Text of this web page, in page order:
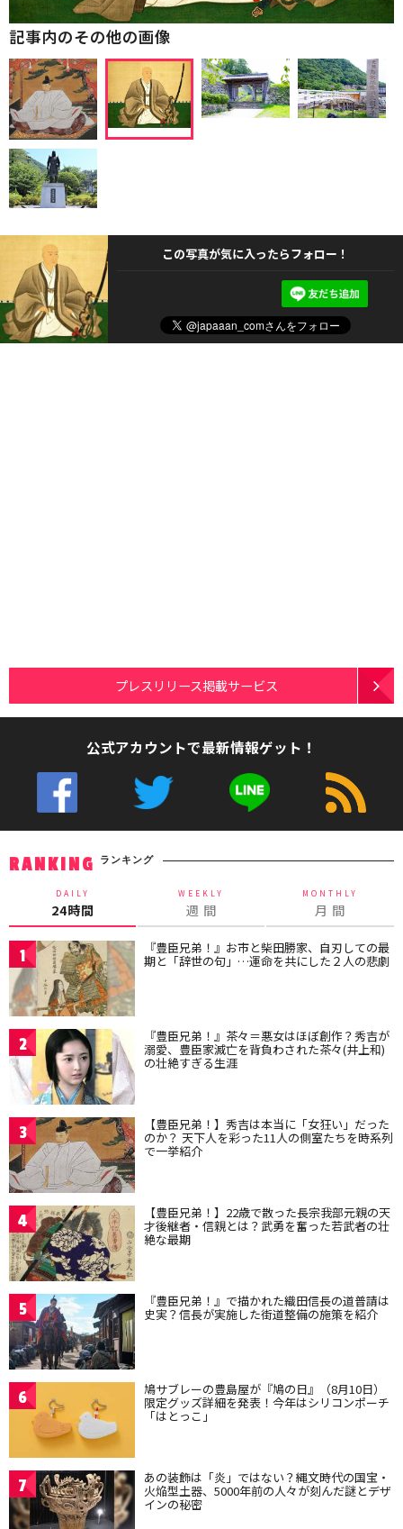
記事内のその他の画像
この写真が気に入ったらフォロー！
プレスリリース掲載サービス
公式アカウントで最新情報ゲット！
RANKING ランキング
DAILY
24時間
WEEKLY
週 間
MONTHLY
月 間
1 『豊臣兄弟！』お市と柴田勝家、自刃しての最
期と「辞世の句」…運命を共にした２人の悲劇
2 『豊臣兄弟！』茶々＝悪女はほぼ創作？秀吉が
溺愛、豊臣家滅亡を背負わされた茶々(井上和)
の壮絶すぎる生涯
3 【豊臣兄弟！】秀吉は本当に「女狂い」だった
のか？ 天下人を彩った11人の側室たちを時系列
で一挙紹介
4 【豊臣兄弟！】22歳で散った長宗我部元親の天
才後継者・信親とは？武勇を奮った若武者の壮
絶な最期
5 『豊臣兄弟！』で描かれた織田信長の道普請は
史実？信長が実施した街道整備の施策を紹介
6 鳩サブレーの豊島屋が『鳩の日』（8月10日）
限定グッズ詳細を発表！今年はシリコンポーチ
「はとっこ」
7 あの装飾は「炎」ではない？縄文時代の国宝・
火焔型土器、5000年前の人々が刻んだ謎とデザ
インの秘密